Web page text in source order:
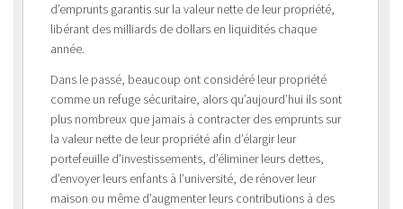
d’emprunts garantis sur la valeur nette de leur propriété,
libérant des milliards de dollars en liquidités chaque
année.
Dans le passé, beaucoup ont considéré leur propriété
comme un refuge sécuritaire, alors qu’aujourd’hui ils sont
plus nombreux que jamais à contracter des emprunts sur
la valeur nette de leur propriété afin d’élargir leur
portefeuille d’investissements, d’éliminer leurs dettes,
d’envoyer leurs enfants à l’université, de rénover leur
maison ou même d’augmenter leurs contributions à des